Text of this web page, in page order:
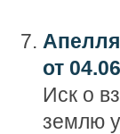
от
Иск о
землю